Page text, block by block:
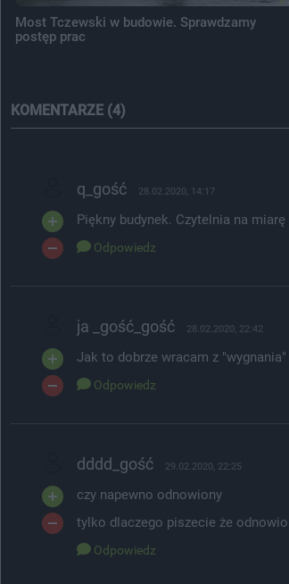
Most Tczewski w budowie. Sprawdzamy
postęp prac
KOMENTARZE (4)
q_gość 28.02.2020, 14:17
Piękny budynek. Czytelnia na
Odpowiedz
ja _gość_gość 28.02.2020, 22:42
Jak to dobrze wracam z
Odpowiedz
dddd_gość 29.02.2020, 22:25
czy napewno odnowiony
tylko dlaczego piszecie że
Odpowiedz